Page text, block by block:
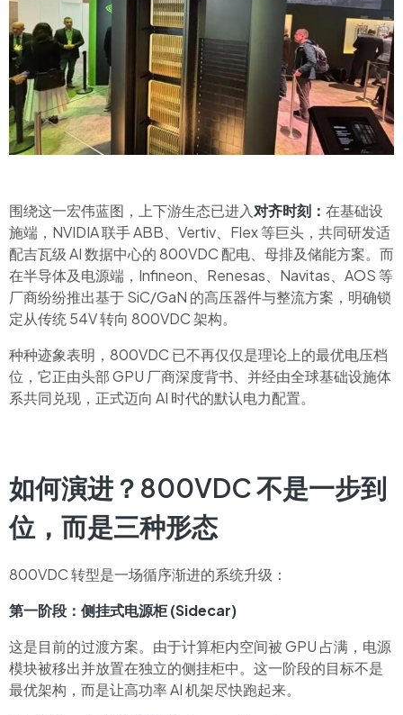
围绕这一宏伟蓝图，上下游生态已进入对齐时刻： 在基础设
施端，NVIDIA 联手 ABB、Vertiv、Flex 等巨头，共同研发适
配吉瓦级 AI 数据中心的 800VDC 配电、母排及储能方案。而
在半导体及电源端，Infineon、Renesas、Navitas、AOS 等
厂商纷纷推出基于 SiC/GaN 的高压器件与整流方案，明确锁
定从传统 54V 转向 800VDC 架构。
种种迹象表明，800VDC 已不再仅仅是理论上的最优电压档
位，它正由头部 GPU 厂商深度背书、并经由全球基础设施体
系共同兑现，正式迈向 AI 时代的默认电力配置。
如何演进？800VDC 不是一步到
位，而是三种形态
800VDC 转型是一场循序渐进的系统升级：
第一阶段：侧挂式电源柜 (Sidecar)
这是目前的过渡方案。由于计算柜内空间被 GPU 占满，电源
模块被移出并放置在独立的侧挂柜中。这一阶段的目标不是
最优架构，而是让高功率 AI 机架尽快跑起来。